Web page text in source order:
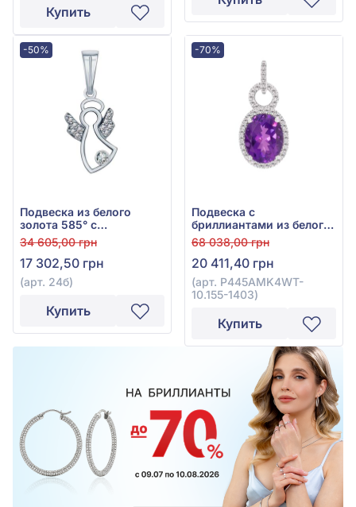
Купить
-50%
Подвеска из белого
золота 585° с
бриллиантом 0,077ct,
арт. 24б
34 605,00 грн
17 302,50 грн
(арт. 24б)
Купить
-70%
Подвеска с
бриллиантами из белого
золота 585° с
бриллиантом 0,2ct и
аметистом 2,8ct, арт.
P445AMK4WT-10.155-
1403
68 038,00 грн
20 411,40 грн
(арт. P445AMK4WT-
10.155-1403)
Купить